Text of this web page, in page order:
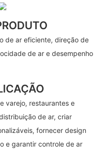
de ar eficiente, direção de
de ar e desempenho
varejo, restaurantes e
de ar, criar
fornecer design
e garantir controle de ar